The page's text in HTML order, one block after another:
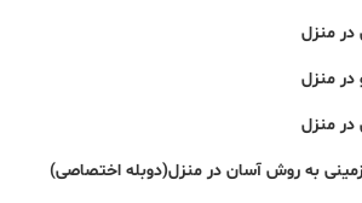
منزل
منزل
منزل
به روش آسان در منزل(دوبله اختصاصی)